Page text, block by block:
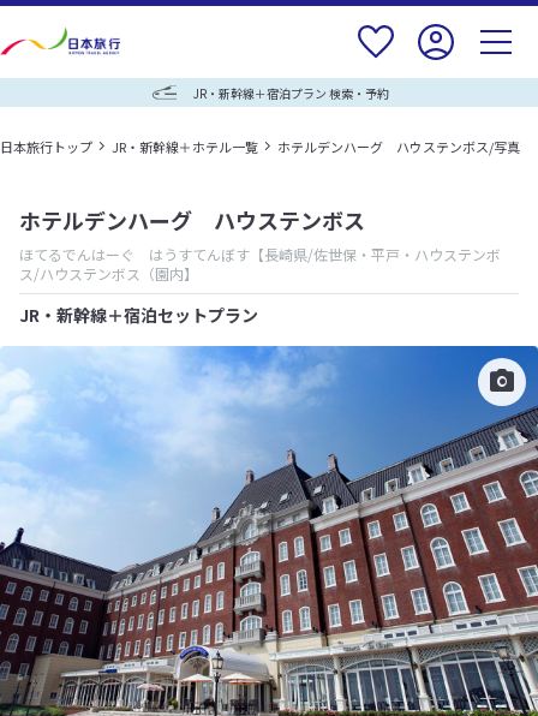
JR・新幹線＋宿泊プラン 検索・予約
日本旅行トップ JR・新幹線＋ホテル一覧 ホテルデンハーグ ハウステンボス/写真
ホテルデンハーグ ハウステンボス
ほてるでんはーぐ はうすてんぼす 【長崎県/佐世保・平戸・ハウステンボ
ス/ハウステンボス（園内】
JR・新幹線＋宿泊セットプラン